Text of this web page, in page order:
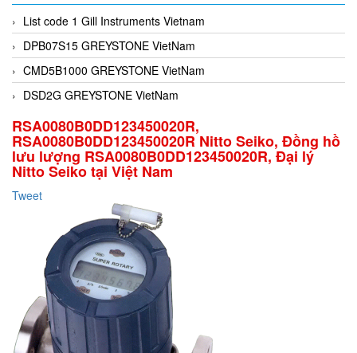
List code 1 Gill Instruments Vietnam
DPB07S15 GREYSTONE VietNam
CMD5B1000 GREYSTONE VietNam
DSD2G GREYSTONE VietNam
RSA0080B0DD123450020R,
RSA0080B0DD123450020R Nitto Seiko, Đồng hồ
lưu lượng RSA0080B0DD123450020R, Đại lý
Nitto Seiko tại Việt Nam
Tweet